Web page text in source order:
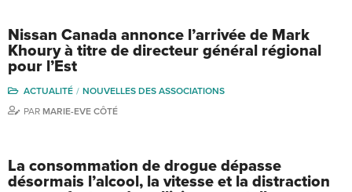
Nissan Canada annonce l’arrivée de Mark
Khoury à titre de directeur général régional
pour l’Est
ACTUALITÉ
NOUVELLES DES ASSOCIATIONS
PAR MARIE-EVE CÔTÉ
La consommation de drogue dépasse
désormais l’alcool, la vitesse et la distraction